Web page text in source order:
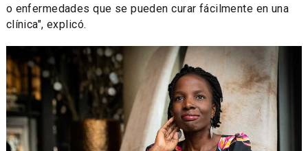
o enfermedades que se pueden curar fácilmente en una
clínica", explicó.